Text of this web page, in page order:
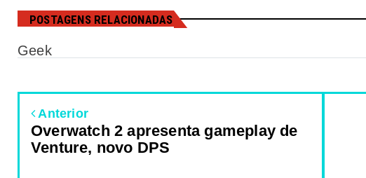
POSTAGENS RELACIONADAS
Geek
Anterior
Overwatch 2 apresenta gameplay de
Venture, novo DPS